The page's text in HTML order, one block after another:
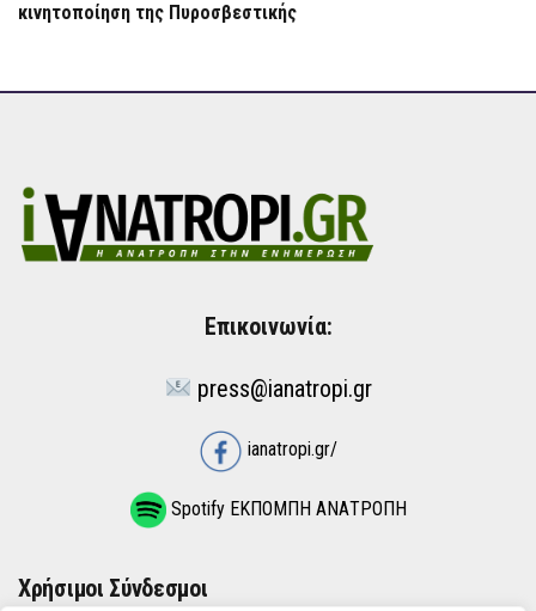
κινητοποίηση της Πυροσβεστικής
Επικοινωνία:
press@ianatropi.gr
ianatropi.gr/
Spotify ΕΚΠΟΜΠΗ ΑΝΑΤΡΟΠΗ
Χρήσιμοι Σύνδεσμοι